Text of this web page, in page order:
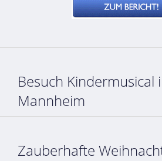
Besuch Kindermusical
Mannheim
Zauberhafte